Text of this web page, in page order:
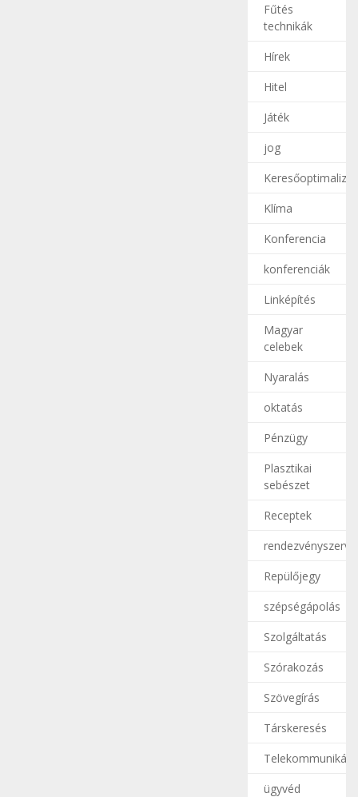
Fűtés
technikák
Hírek
Hitel
Játék
jog
Klíma
Konferencia
konferenciák
Linképítés
Magyar
celebek
Nyaralás
oktatás
Pénzügy
Plasztikai
sebészet
Receptek
Repülőjegy
szépségápolás
Szolgáltatás
Szórakozás
Szövegírás
Társkeresés
ügyvéd